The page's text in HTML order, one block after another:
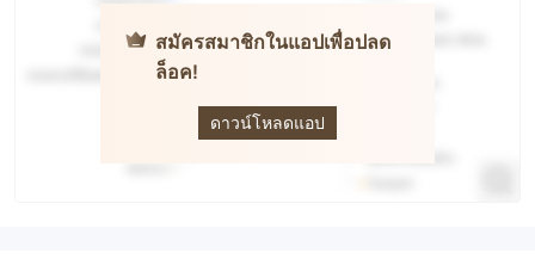
สมัครสมาชิกในแอปเพื่อปลด
ล็อค!
ดาวน์โหลดแอป